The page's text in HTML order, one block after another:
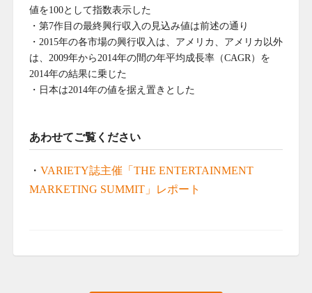
値を100として指数表示した
・第7作目の最終興行収入の見込み値は前述の通り
・2015年の各市場の興行収入は、アメリカ、アメリカ以外
は、2009年から2014年の間の年平均成長率（CAGR）を
2014年の結果に乗じた
・日本は2014年の値を据え置きとした
あわせてご覧ください
・ VARIETY誌主催「THE ENTERTAINMENT
MARKETING SUMMIT」レポート